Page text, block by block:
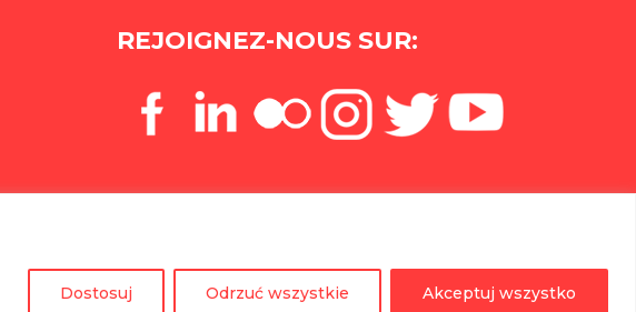
Dostosuj Odrzuć wszystkie Akceptuj wszystko
REJOIGNEZ-NOUS SUR: